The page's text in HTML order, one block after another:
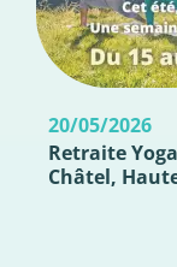
20/05/2026
Retraite
Châtel,